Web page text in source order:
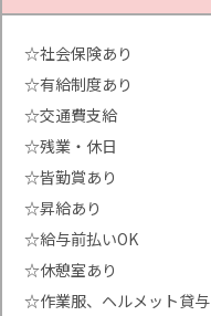
☆社会保険あり
☆有給制度あり
☆交通費支給
☆残業・休日
☆皆勤賞あり
☆昇給あり
☆給与前払いOK
☆休憩室あり
☆作業服、ヘルメット貸与